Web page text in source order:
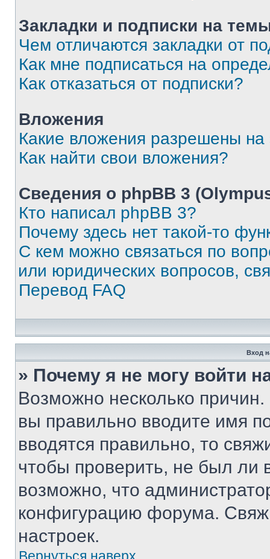
Закладки и подписки на
Чем отличаются закладки от
Как мне подписаться на
Как отказаться от подписки?
Вложения
Какие вложения разрешены
Как найти свои вложения?
Сведения о phpBB 3
Кто написал phpBB 3?
Почему здесь нет такой-то
С кем можно связаться по
или юридических вопросов,
Перевод FAQ
Вход
» Почему я не могу войти
Возможно несколько
вы правильно вводите имя
вводятся правильно, то
чтобы проверить, не был ли
возможно, что
конфигурацию форума.
настроек.